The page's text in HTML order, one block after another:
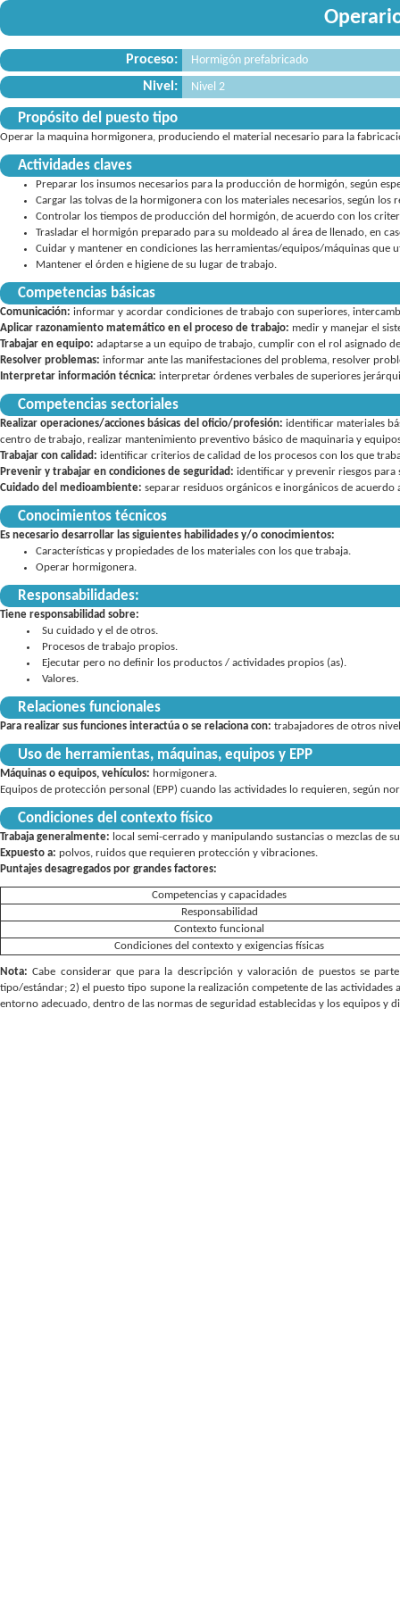
Proceso: Hormigón prefabricado
Nivel: Nivel 2
Propósito del puesto tipo
Operar la maquina hormigonera, produciendo el material necesario para la
Actividades claves
Preparar los insumos necesarios para la producción de hormigón, según
Cargar las tolvas de la hormigonera con los materiales necesarios, según los
Controlar los tiempos de producción del hormigón, de acuerdo con los
Trasladar el hormigón preparado para su moldeado al área de llenado, en
Cuidar y mantener en condiciones las herramientas/equipos/máquinas que
Mantener el órden e higiene de su lugar de trabajo.
Competencias básicas
Comunicación: informar y acordar condiciones de trabajo con superiores,
Aplicar razonamiento matemático en el proceso de trabajo: medir y manejar el
Trabajar en equipo: adaptarse a un equipo de trabajo, cumplir con el rol asignado
Resolver problemas: informar ante las manifestaciones del problema, resolver
Interpretar información técnica: interpretar órdenes verbales de superiores
Competencias sectoriales
Realizar operaciones/acciones básicas del oficio/profesión: identificar materiales
centro de trabajo realizar mantenimiento preventivo básico de maquinaria y
Trabajar con calidad: identificar criterios de calidad de los procesos con los que
Prevenir y trabajar en condiciones de seguridad: identificar y prevenir riesgos para
Cuidado del medioambiente: separar residuos orgánicos e inorgánicos de
Conocimientos técnicos
Es necesario desarrollar las siguientes habilidades y/o conocimientos:
Características y propiedades de los materiales con los que trabaja.
Operar hormigonera.
Responsabilidades:
Tiene responsabilidad sobre:
Su cuidado y el de otros
Procesos de trabajo propios
Ejecutar pero no definir los productos / actividades propios (as)
Valores
Relaciones funcionales
Para realizar sus funciones interactúa o se relaciona con: trabajadores de otros
Uso de herramientas, máquinas, equipos y EPP
Máquinas o equipos, vehículos: hormigonera
Equipos de protección personal (EPP) cuando las actividades lo requieren, según
Condiciones del contexto físico
Trabaja generalmente: local semi-cerrado y manipulando sustancias o mezclas de
Expuesto a: polvos, ruidos que requieren protección y vibraciones.
Puntajes desagregados por grandes factores:
Competencias y capacidades
Responsabilidad
Contexto funcional
Condiciones del contexto y exigencias físicas
Nota:Cabe considerar que para la descripción y valoración de puestos se
tipo/estándar; 2) el puesto tipo supone la realización competente de las
entorno adecuado, dentro de las normas de seguridad establecidas y los equipos y